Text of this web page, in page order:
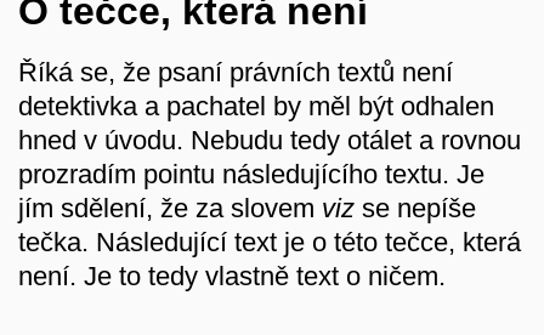
O tečce, která není
Říká se, že psaní právních textů není
detektivka a pachatel by měl být odhalen
hned v úvodu. Nebudu tedy otálet a rovnou
prozradím pointu následujícího textu. Je
jím sdělení, že za slovem viz se nepíše
tečka. Následující text je o této tečce, která
není. Je to tedy vlastně text o ničem.